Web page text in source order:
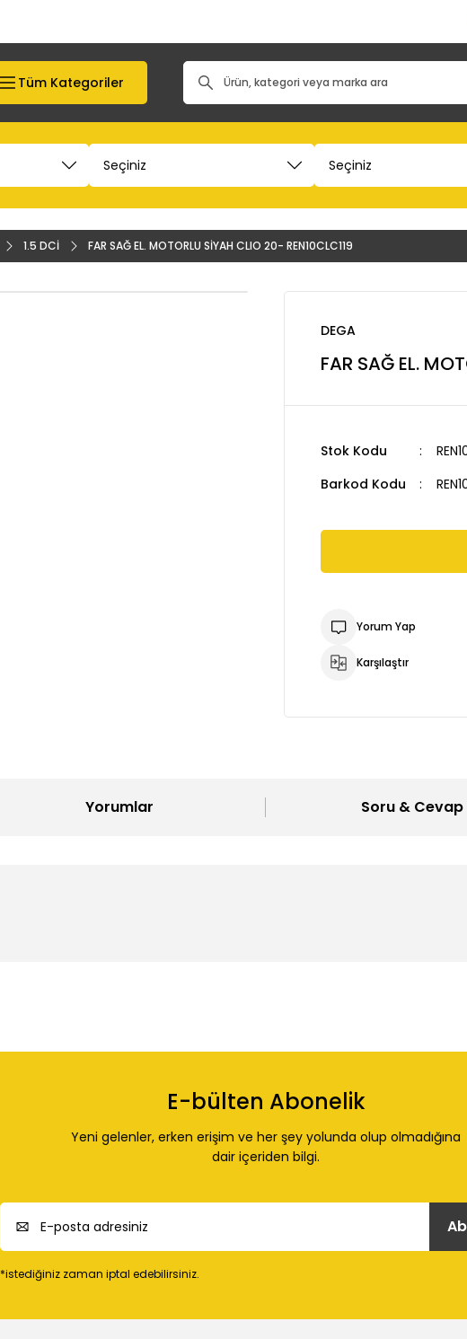
Tüm Kategoriler
1.5 DCİ FAR SAĞ EL. MOTORLU SİYAH CLIO 20- REN10CLC119
DEGA
FAR SAĞ EL.
Stok Kodu
Barkod Kodu
Yorum Yap
Karşılaştır
Yorumlar Soru & Cevap
Gönder
E-bülten Abonelik
Yeni gelenler, erken erişim ve her şey yolunda olup olmadığına
dair içeriden bilgi.
*istediğiniz zaman iptal edebilirsiniz.